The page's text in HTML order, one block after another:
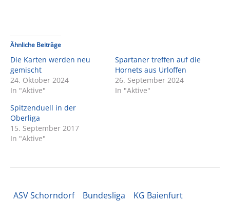
Ähnliche Beiträge
Die Karten werden neu
gemischt
24. Oktober 2024
In "Aktive"
Spartaner treffen auf die
Hornets aus Urloffen
26. September 2024
In "Aktive"
Spitzenduell in der
Oberliga
15. September 2017
In "Aktive"
ASV Schorndorf Bundesliga
KG Baienfurt